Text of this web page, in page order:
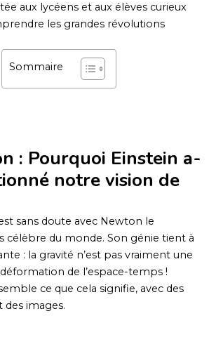
aux lycéens et aux élèves curieux
les grandes révolutions
Sommaire
: Pourquoi Einstein a-
notre vision de
sans doute avec Newton le
célèbre du monde. Son génie tient à
: la gravité n’est pas vraiment une
de l’espace-temps !
ce que cela signifie, avec des
images.